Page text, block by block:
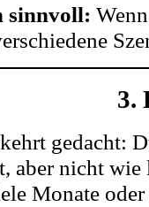
sinnvoll:
3.
gedacht:
aber nicht wie
Monate